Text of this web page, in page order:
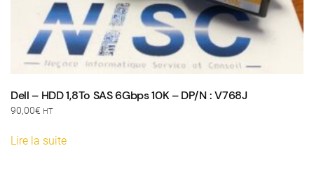
Dell – HDD 1,8To SAS 6Gbps 10K – DP/N : V768J
90,00€ HT
Lire la suite